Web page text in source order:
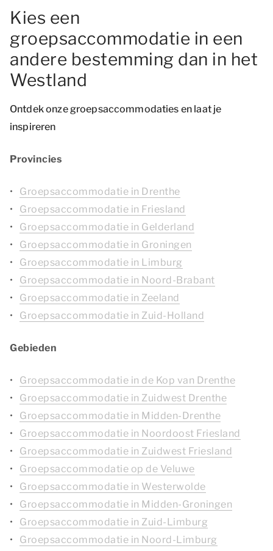
Kies een
groepsaccommodatie in een
andere bestemming dan in het
Westland
Ontdek onze groepsaccommodaties en laat je
inspireren
Provincies
Groepsaccommodatie in Drenthe
Groepsaccommodatie in Friesland
Groepsaccommodatie in Gelderland
Groepsaccommodatie in Groningen
Groepsaccommodatie in Limburg
Groepsaccommodatie in Noord-Brabant
Groepsaccommodatie in Zeeland
Groepsaccommodatie in Zuid-Holland
Gebieden
Groepsaccommodatie in de Kop van Drenthe
Groepsaccommodatie in Zuidwest Drenthe
Groepsaccommodatie in Midden-Drenthe
Groepsaccommodatie in Noordoost Friesland
Groepsaccommodatie in Zuidwest Friesland
Groepsaccommodatie op de Veluwe
Groepsaccommodatie in Westerwolde
Groepsaccommodatie in Midden-Groningen
Groepsaccommodatie in Zuid-Limburg
Groepsaccommodatie in Noord-Limburg